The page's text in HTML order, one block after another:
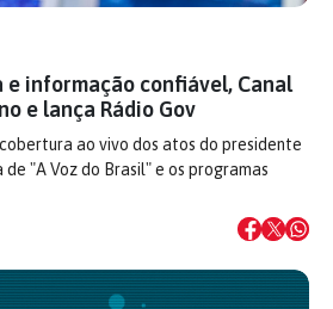
e informação confiável, Canal
e lança Rádio Gov
ao vivo dos atos do presidente
de "A Voz do Brasil" e os programas